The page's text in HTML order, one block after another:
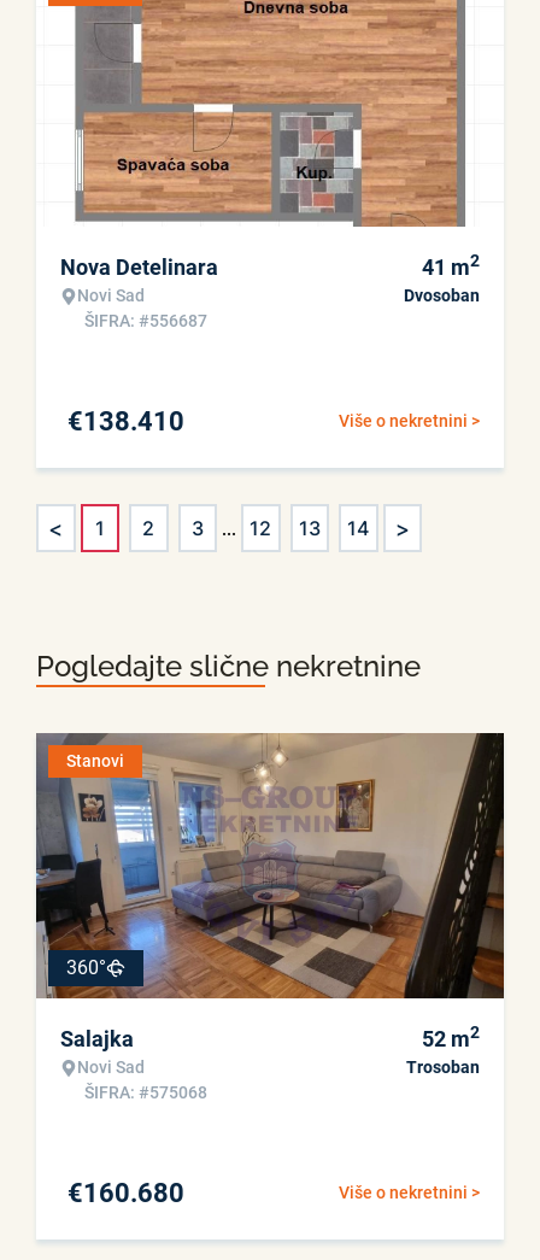
Nova Detelinara
Novi Sad
ŠIFRA: #556687
41 m2
Dvosoban
Više o nekretnini >
€138.410
< 1 2 3 ... 12 13 14 >
Pogledajte slične nekretnine
Stanovi
360°
Salajka
Novi Sad
ŠIFRA: #575068
52 m2
Trosoban
Više o nekretnini >
€160.680